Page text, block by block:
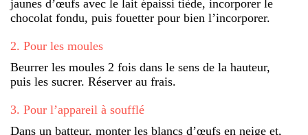
jaunes d’œufs avec le lait épaissi tiède, incorporer le
chocolat fondu, puis fouetter pour bien l’incorporer.
2. Pour les moules
Beurrer les moules 2 fois dans le sens de la hauteur,
puis les sucrer. Réserver au frais.
3. Pour l’appareil à soufflé
Dans un batteur, monter les blancs d’œufs en neige et,